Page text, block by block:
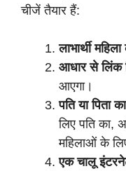
चीजें तैयार हैं:
लाभार्थी
आधार से लिंक
आएगा।
पति या पिता
लिए पति का,
महिलाओं के
एक चालू